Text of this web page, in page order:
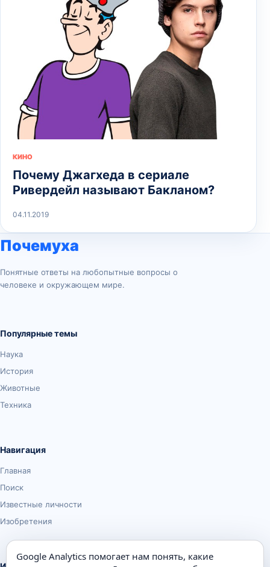
КИНО
Почему Джагхеда в сериале
Ривердейл называют Бакланом?
04.11.2019
Почемуха
Понятные ответы на любопытные вопросы о
человеке и окружающем мире.
Популярные темы
Наука
История
Животные
Техника
Навигация
Главная
Поиск
Известные личности
Изобретения
Google Analytics помогает нам понять, какие